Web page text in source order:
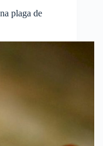
plaga de